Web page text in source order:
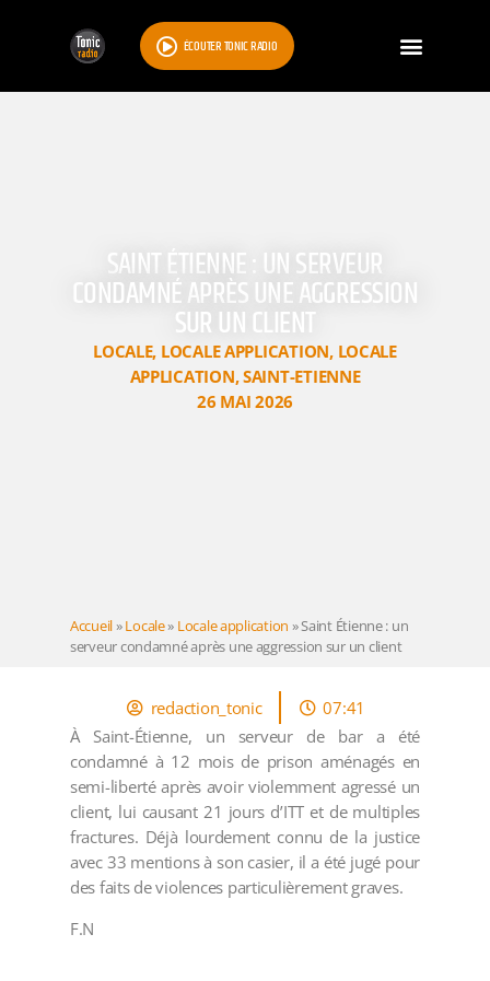
ÉCOUTER TONIC RADIO
SAINT ÉTIENNE : UN SERVEUR
CONDAMNÉ APRÈS UNE AGGRESSION
SUR UN CLIENT
LOCALE, LOCALE APPLICATION, LOCALE
APPLICATION,SAINT-ETIENNE
26 MAI 2026
Accueil»Locale» Locale application »Saint Étienne : un
serveur condamné après une aggression sur un client
redaction_tonic
07:41
À Saint-Étienne, un serveur de bar a été
condamné à 12 mois de prison aménagés en
semi-liberté après avoir violemment agressé un
client, lui causant 21 jours d’ITT et de multiples
fractures. Déjà lourdement connu de la justice
avec 33 mentions à son casier, il a été jugé pour
des faits de violences particulièrement graves.
F.N